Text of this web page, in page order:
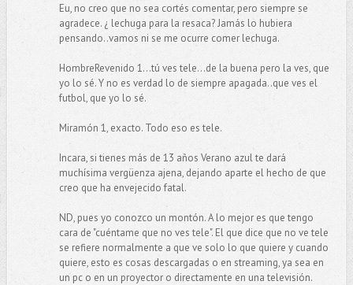
Eu, no creo que no sea cortés comentar, pero siempre se
agradece. ¿ lechuga para la resaca? Jamás lo hubiera
pensando..vamos ni se me ocurre comer lechuga.
HombreRevenido 1...tú ves tele...de la buena pero la ves, que
yo lo sé. Y no es verdad lo de siempre apagada..que ves el
futbol, que yo lo sé.
Miramón 1, exacto. Todo eso es tele.
Incara, si tienes más de 13 años Verano azul te dará
muchísima vergüenza ajena, dejando aparte el hecho de que
creo que ha envejecido fatal.
ND, pues yo conozco un montón. A lo mejor es que tengo
cara de "cuéntame que no ves tele". El que dice que no ve tele
se refiere normalmente a que ve solo lo que quiere y cuando
quiere, esto es cosas descargadas o en streaming, ya sea en
un pc o en un proyector o directamente en una televisión.